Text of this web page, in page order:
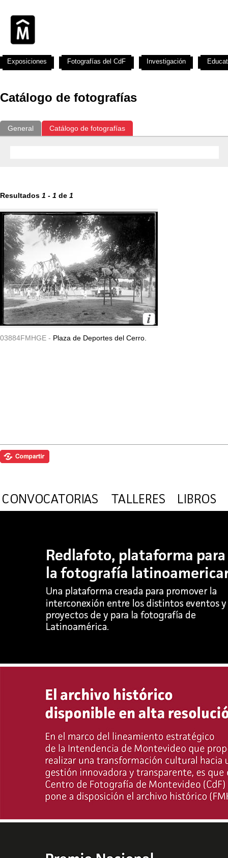
Catálogo de fotografías
General Catálogo de fotografías
Resultados 1 - 1 de 1
03884FMHGE - Plaza de Deportes del Cerro.
Exposiciones Fotografías del CdF Investigación